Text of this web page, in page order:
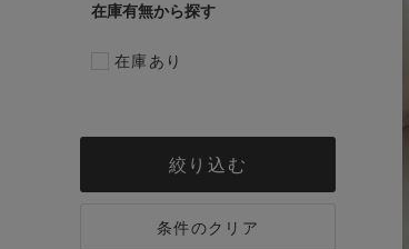
在庫有無
在庫あり
絞り込む
条件のクリア